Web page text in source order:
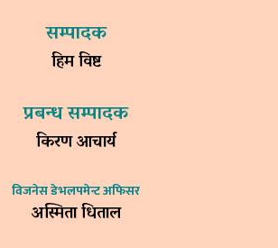
सम्पादक
हिम विष्ट
प्रबन्ध सम्पादक
किरण आचार्य
विजनेस डेभलपमेन्ट अफिसर
अस्मिता धिताल